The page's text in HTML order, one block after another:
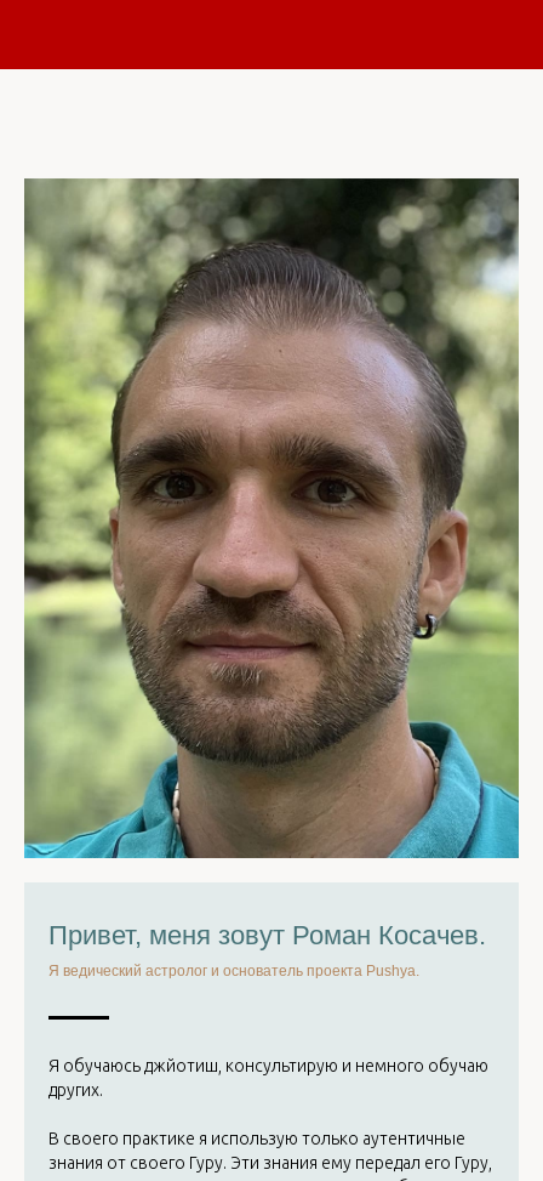
Привет, меня зовут Роман Косачев.
Я ведический астролог и основатель проекта Pushya.
Я обучаюсь джйотиш, консультирую и немного обучаю
других.
В своего практике я использую только аутентичные
знания от своего Гуру. Эти знания ему передал его Гуру,